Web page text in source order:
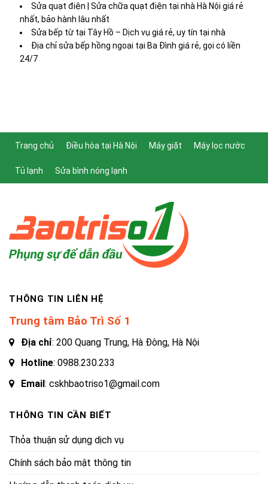
Sửa quạt điện | Sửa chữa quạt điện tại nhà Hà Nội giá rẻ
nhất, bảo hành lâu nhất
Sửa bếp từ tại Tây Hồ – Dịch vụ giá rẻ, uy tín tại nhà
Địa chỉ sửa bếp hồng ngoại tại Ba Đình giá rẻ, gọi có liền
24/7
Trang chủ Điều hòa tại Hà Nội Máy giặt Máy lọc nước
Tủ lạnh Sửa bình nóng lạnh
THÔNG TIN LIÊN HỆ
Trung tâm Bảo Trì Số 1
Địa chỉ: 200 Quang Trung, Hà Đông, Hà Nội
Hotline: 0988.230.233
Email: cskhbaotriso1@gmail.com
THÔNG TIN CẦN BIẾT
Thỏa thuận sử dụng dịch vụ
Chính sách bảo mật thông tin